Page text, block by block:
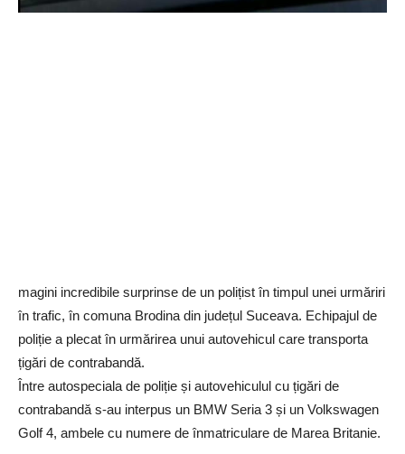
magini incredibile surprinse de un polițist în timpul unei urmăriri
în trafic, în comuna Brodina din județul Suceava. Echipajul de
poliție a plecat în urmărirea unui autovehicul care transporta
țigări de contrabandă.
Între autospeciala de poliție și autovehiculul cu țigări de
contrabandă s-au interpus un BMW Seria 3 și un Volkswagen
Golf 4, ambele cu numere de înmatriculare de Marea Britanie.